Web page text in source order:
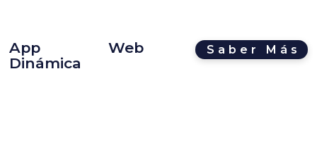
App Web
Dinámica
Saber Más